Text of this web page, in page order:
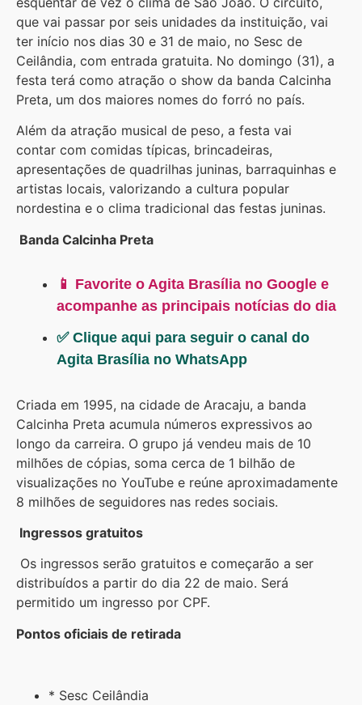
que vai passar por seis unidades da instituição, vai
ter início nos dias 30 e 31 de maio, no Sesc de
Ceilândia, com entrada gratuita. No domingo (31), a
festa terá como atração o show da banda Calcinha
Preta, um dos maiores nomes do forró no país.
Além da atração musical de peso, a festa vai
contar com comidas típicas, brincadeiras,
apresentações de quadrilhas juninas, barraquinhas e
artistas locais, valorizando a cultura popular
nordestina e o clima tradicional das festas juninas.
Banda Calcinha Preta
📱 Favorite o Agita Brasília no Google e
acompanhe as principais notícias do dia
✅ Clique aqui para seguir o canal do
Agita Brasília no WhatsApp
Criada em 1995, na cidade de Aracaju, a banda
Calcinha Preta acumula números expressivos ao
longo da carreira. O grupo já vendeu mais de 10
milhões de cópias, soma cerca de 1 bilhão de
visualizações no YouTube e reúne aproximadamente
8 milhões de seguidores nas redes sociais.
Ingressos gratuitos
Os ingressos serão gratuitos e começarão a ser
distribuídos a partir do dia 22 de maio. Será
permitido um ingresso por CPF.
Pontos oficiais de retirada
* Sesc Ceilândia